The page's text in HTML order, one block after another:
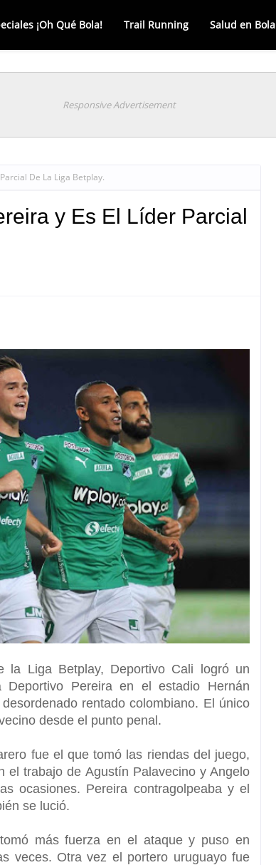
¡Oh Qué Bola! Trail Running Salud en Bola
Responsive Advertisement
De La Liga Betplay.
y Es El Líder Parcial
la Liga Betplay, Deportivo Cali logró un
Pereira en el estadio Hernán
rentado colombiano. El único
desde el punto penal.
fue el que tomó las riendas del juego,
el trabajo de Agustín Palavecino y Angelo
ocasiones. Pereira contragolpeaba y el
se lució.
más fuerza en el ataquey puso en
veces. Otra vez el portero uruguayo fue